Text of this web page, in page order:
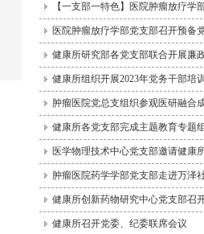
【一支部一特色】医院肿瘤放疗
医院肿瘤放疗学部党支部召开预备
健康所研究部各党支部联合开展廉
健康所组织开展2023年党务干部培训
肿瘤医院党总支组织参观医研融合
健康所各党支部完成主题教育专题
医学物理技术中心党支部邀请健康
肿瘤医院药学学部党支部走进万泽
健康所创新药物研究中心党支部召
健康所召开党委、纪委联席会议